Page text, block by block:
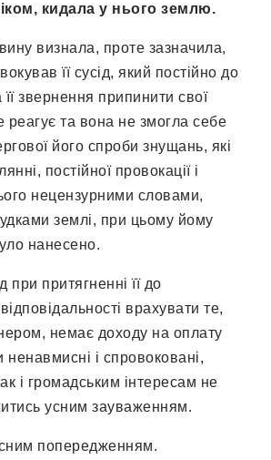
кидала у нього землю.
визнала, проте зазначила,
її сусід, який постійно до
її звернення припинити свої
реагує та вона не змогла себе
його спроби знущань, які
постійної провокації і
нецензурними словами,
землі, при цьому йому
нанесено.
при притягненні її до
врахувати те,
немає доходу на оплату
ненавмисні і спровоковані,
і громадським інтересам не
усним зауваженням.
попередженням.